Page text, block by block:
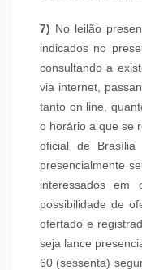
7) No leilão
indicados no
consultando a
via internet,
tanto on line,
o horário a que se
oficial de
presencialmente
interessados em
possibilidade de
ofertado e
seja lance
60 (sessenta)